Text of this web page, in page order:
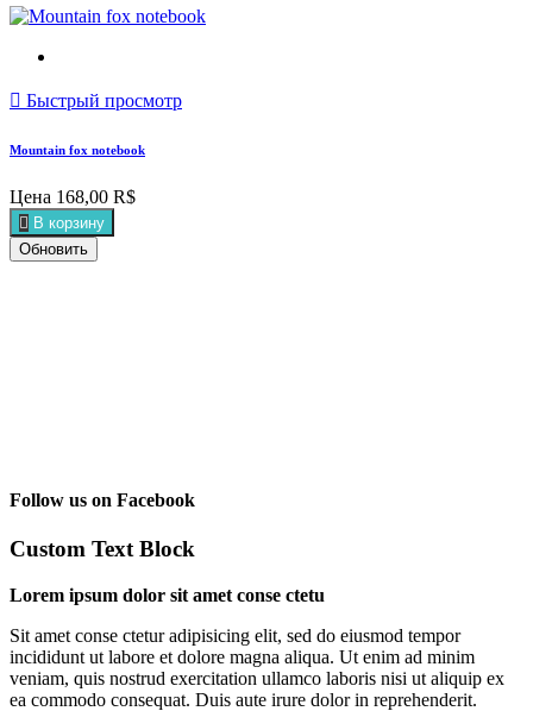
 Быстрый просмотр
Mountain fox notebook
Цена 168,00 R$
 В корзину
Follow us on Facebook
Custom Text Block
Lorem ipsum dolor sit amet conse ctetu
Sit amet conse ctetur adipisicing elit, sed do eiusmod tempor
incididunt ut labore et dolore magna aliqua. Ut enim ad minim
veniam, quis nostrud exercitation ullamco laboris nisi ut aliquip ex
ea commodo consequat. Duis aute irure dolor in reprehenderit.